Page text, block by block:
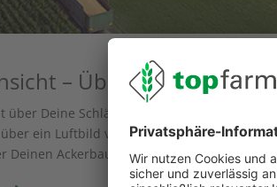
– Übersicht Deiner
über Deine Schläge hast Du schon mit einer
ein Luftbild vom PC oder Handy
Deinen Ackerbau.